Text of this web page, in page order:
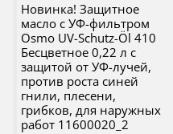
Новинка! Защитное
масло с УФ-фильтром
Osmo UV-Schutz-Öl 410
Бесцветное 0,22 л с
защитой от УФ-лучей,
против роста синей
гнили, плесени,
грибков, для наружных
работ 11600020_2